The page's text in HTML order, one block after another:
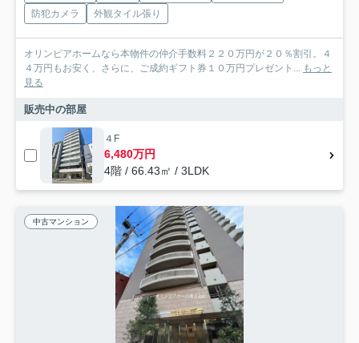
防犯カメラ
外観タイル張り
オリンピアホームなら本物件の仲介手数料２２０万円が２０％割引。４
４万円もお安く、さらに、ご成約ギフト券１０万円プレゼント... もっと
見る
販売中の部屋
４F
6,480万円
4階 / 66.43㎡ / 3LDK
中古マンション